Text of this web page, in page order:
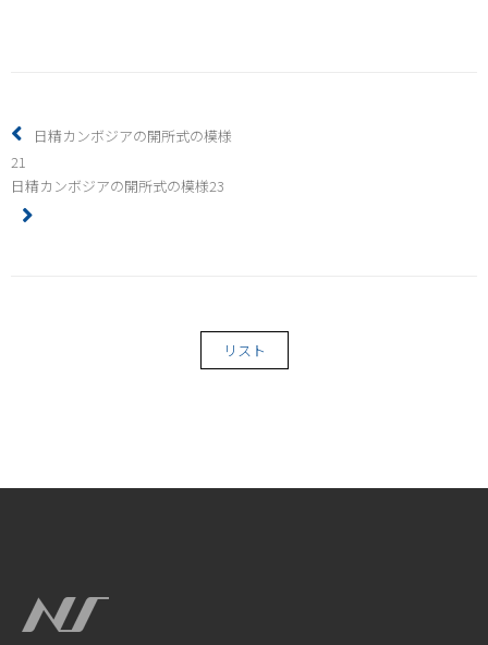
日精カンボジアの開所式の模様
21
日精カンボジアの開所式の模様23
リスト